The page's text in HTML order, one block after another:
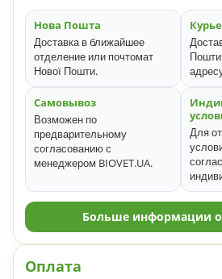
Нова Пошта
Доставка в ближайшее
отделение или почтомат
Нової Пошти.
Самовывоз
Возможен по
предварительному
согласованию с
менеджером BIOVET.UA.
Для
Больше информации о
Оплата